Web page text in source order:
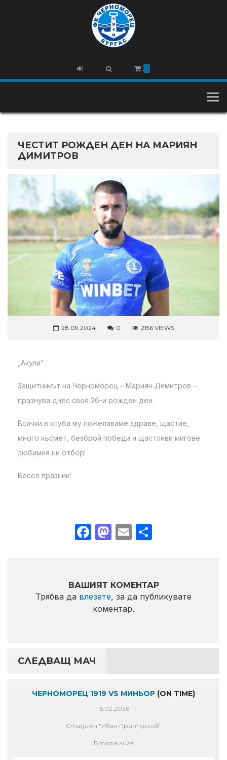
ЧЕСТИТ РОЖДЕН ДЕН НА МАРИЯН
ДИМИТРОВ
28.09.2024 0 2156 VIEWS
„Акули“
Защитникът на Черноморец – Мариян Димитров –
празнува днес своя 26-и рожден ден.
Всички в клуба му пожелаваме здраве, щастие,
много късмет, безброй победи и щастливи мигове
любимия ни отбор!
Весел празник!
Facebook
Mastodon
Email
ВАШИЯТ КОМЕНТАР
Трябва да влезете, за да публикувате
коментар.
СЛЕДВАЩ МАЧ
ЧЕРНОМОРЕЦ 1919 VS МИНЬОР (ON TIME)
15.02.2026
Стадион "Иван Притъргов"
Втора лига